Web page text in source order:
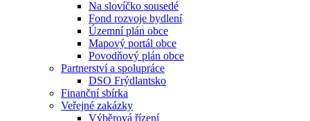
Na slovíčko sousedé
Fond rozvoje bydlení
Územní plán obce
Mapový portál obce
Povodňový plán obce
Partnerství a spolupráce
DSO Frýdlantsko
Finanční sbírka
Veřejné zakázky
Výběrová řízení